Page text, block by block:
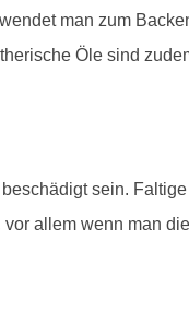
man zum
Öle sind
sein.
allem wenn man